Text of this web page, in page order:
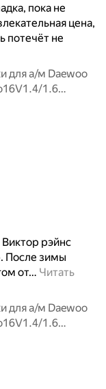
пока не
цена,
потечёт не
для а/м Daewoo
1.6
рэйнс
После зимы
от… Читать
для а/м Daewoo
1.6